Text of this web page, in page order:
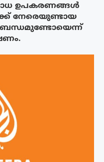
ഉപകരണങ്ങൾ
നേരെയുണ്ടായ
ബന്ധമുണ്ടോയെന്ന്